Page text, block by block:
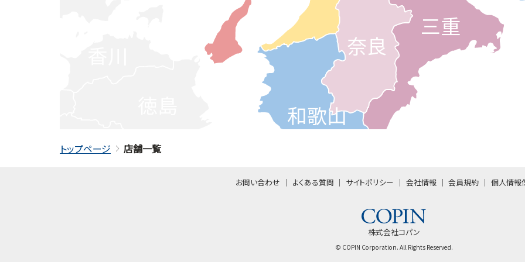
トップページ 店舗一覧
三重
奈良
和歌山
お問い合わせ よくある質問 サイトポリシー 会社情報 会員規約 個人情報
株式会社コパン
© COPIN Corporation. All Rights Reserved.